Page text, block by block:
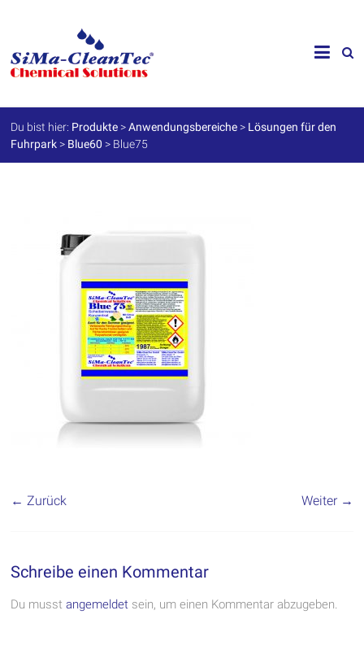
SiMa-
Cleantec
GmbH
Spezialprodukte
für
Du bist hier: Produkte >Anwendungsbereiche > Lösungen für den
Fuhrpark > Blue60 > Blue75
← Zurück Weiter →
Schreibe einen Kommentar
Du musstangemeldet sein, um einen Kommentar abzugeben.